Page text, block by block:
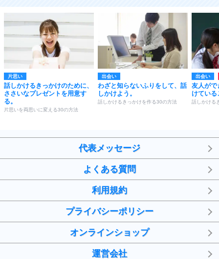
片思い
話しかけるきっかけのために、
ささいなプレゼントを用意す
る。
片思いを両思いに変える30の方法
出会い
わざと知らないふりをして、話
しかけよう。
話しかけるきっかけを作る30の方法
出会い
友人がで
けている
話しかける
代表メッセージ
よくある質問
利用規約
プライバシーポリシー
オンラインショップ
運営会社